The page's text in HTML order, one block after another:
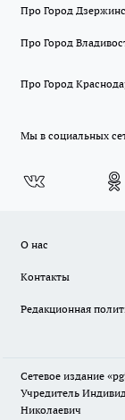
Про Город
Про Город
Про Город
Мы в социальных
О нас
Контакты
Редакционная
Сетевое издание
Учредитель
Николаевич